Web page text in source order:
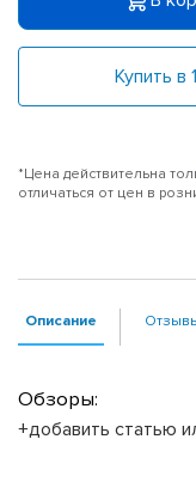
Купить в
*Цена действительна
отличаться от цен в
Описание
Обзоры:
+добавить статью